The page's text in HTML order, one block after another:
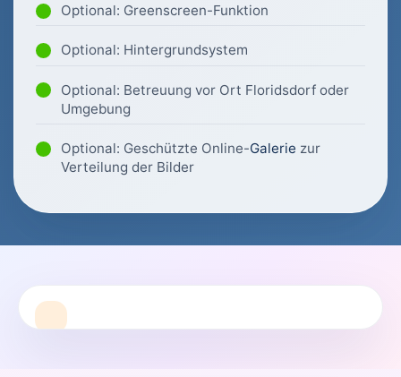
Optional: Greenscreen-Funktion
Optional: Hintergrundsystem
Optional: Betreuung vor Ort Floridsdorf oder
Umgebung
Optional: Geschützte Online-Galerie zur
Verteilung der Bilder